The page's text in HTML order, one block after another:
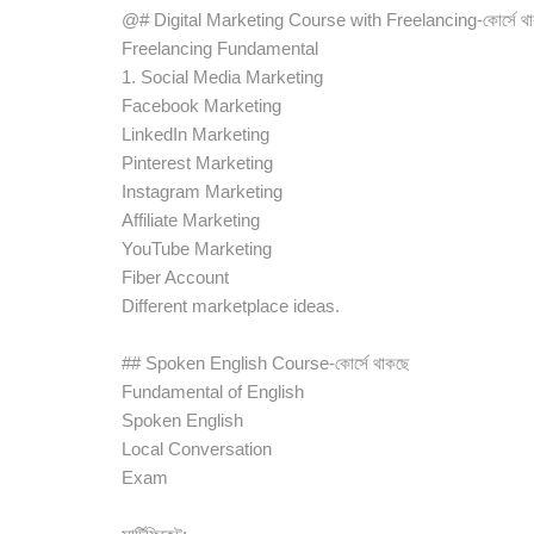
@# Digital Marketing Course with Freelancing-কোর্সে
Freelancing Fundamental
1. Social Media Marketing
Facebook Marketing
LinkedIn Marketing
Pinterest Marketing
Instagram Marketing
Affiliate Marketing
YouTube Marketing
Fiber Account
Different marketplace ideas.
## Spoken English Course-কোর্সে থাকছে
Fundamental of English
Spoken English
Local Conversation
Exam